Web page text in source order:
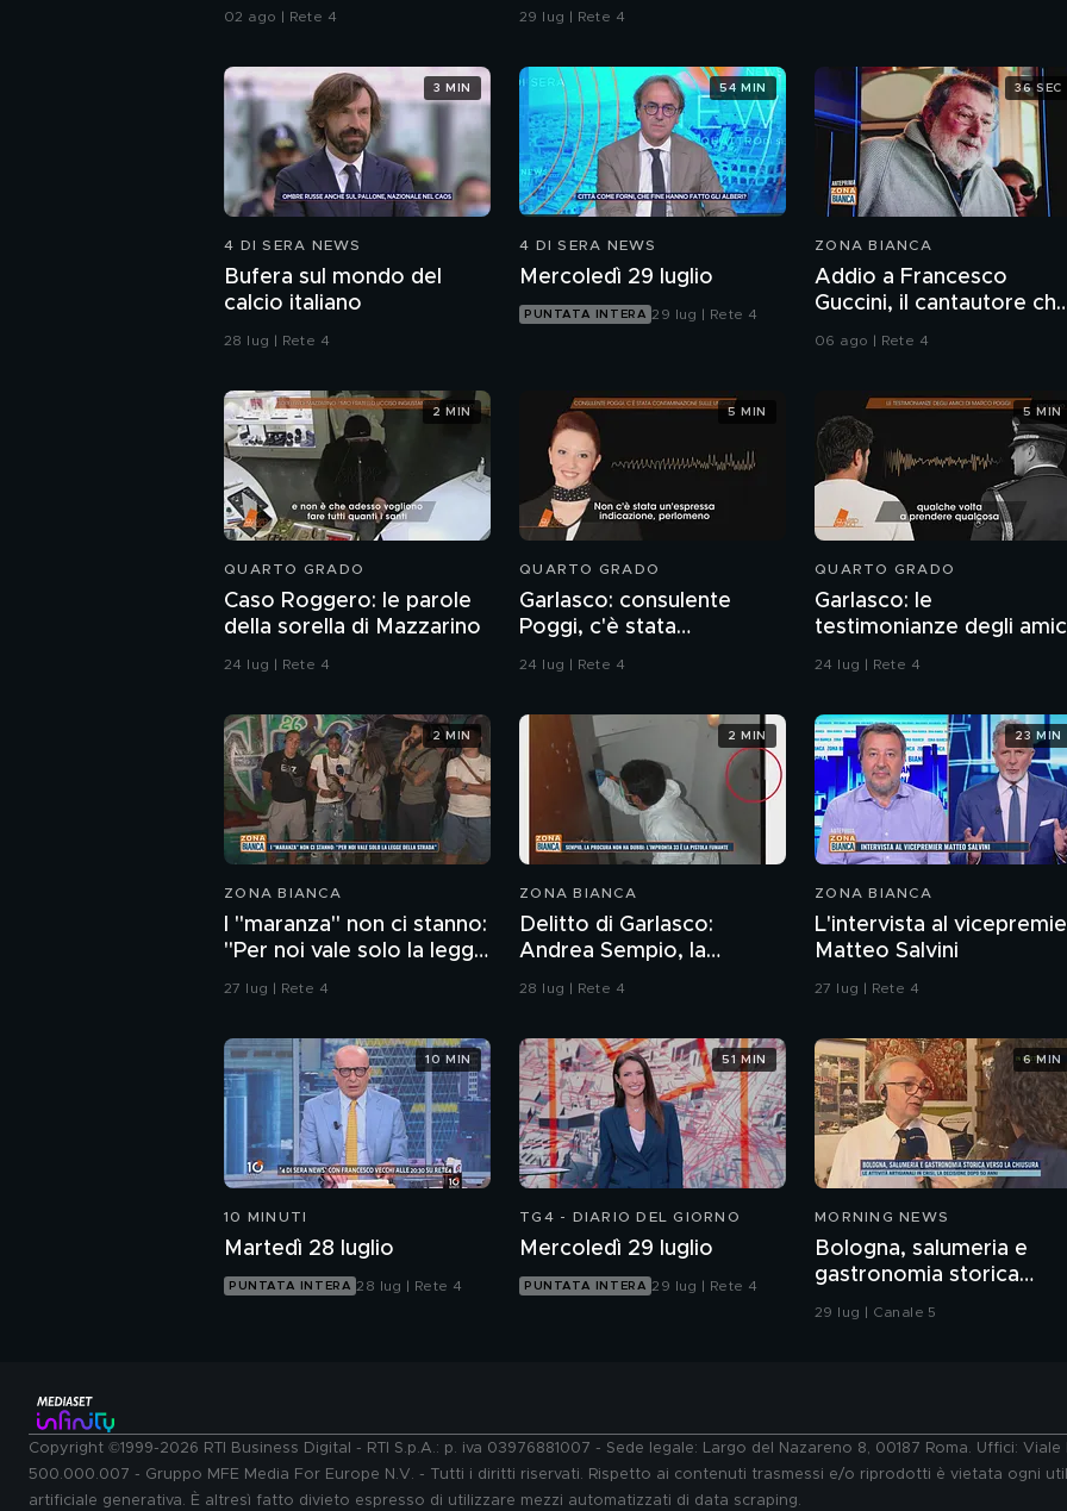
02 ago | Rete 4 29 lug | Rete 4
4 DI SERA NEWS
Bufera sul mondo del
calcio italiano
28 lug | Rete 4
3 MIN
4 DI SERA NEWS
Mercoledì 29 luglio
PUNTATA INTERA 29 lug | Rete 4
54 MIN
ZONA BIANCA
Addio a Francesco
Guccini, il cantautore
ha raccontato l'Italia
06 ago | Rete 4
36 SEC
QUARTO GRADO
Caso Roggero: le parole
della sorella di Mazzarino
24 lug | Rete 4
2 MIN
QUARTO GRADO
Garlasco: consulente
Poggi, c'è stata
contaminazione sulle
24 lug | Rete 4
5 MIN
QUARTO GRADO
Garlasco: le
testimonianze degli
di Marco Poggi
24 lug | Rete 4
5 MIN
ZONA BIANCA
I "maranza" non ci stanno:
"Per noi vale solo la legge
della strada"
27 lug | Rete 4
2 MIN
ZONA BIANCA
Delitto di Garlasco:
Andrea Sempio, la
Procura di Pavia non ha
28 lug | Rete 4
2 MIN
ZONA BIANCA
L'intervista al
Matteo Salvini
27 lug | Rete 4
23 MIN
10 MINUTI
Martedì 28 luglio
PUNTATA INTERA 28 lug | Rete 4
10 MIN
TG4 - DIARIO DEL GIORNO
Mercoledì 29 luglio
PUNTATA INTERA 29 lug | Rete 4
51 MIN
MORNING NEWS
Bologna, salumeria e
gastronomia storica
verso la chiusura
29 lug | Canale 5
6 MIN
Copyright ©1999-2026 RTI Business Digital - RTI S.p.A.: p. iva 03976881007 - Sede legale: Largo del Nazareno 8, 00187 Roma. Uffici:
500.000.007 - Gruppo MFE Media For Europe N.V. - Tutti i diritti riservati. Rispetto ai contenuti trasmessi e/o riprodotti è vietata ogni
artificiale generativa. È altresì fatto divieto espresso di utilizzare mezzi automatizzati di data scraping.